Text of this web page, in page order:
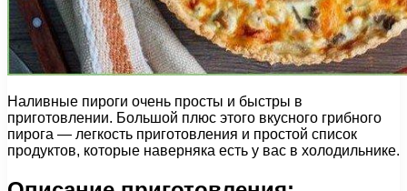
Наливные пироги очень просты и быстры в
приготовлении. Большой плюс этого вкусного грибного
пирога — легкость приготовления и простой список
продуктов, которые наверняка есть у вас в холодильнике.